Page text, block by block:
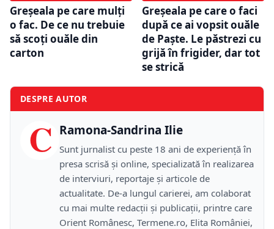
Greșeala pe care mulți
o fac. De ce nu trebuie
să scoți ouăle din
carton
Greșeala pe care o faci
după ce ai vopsit ouăle
de Paște. Le păstrezi cu
grijă în frigider, dar tot
se strică
DESPRE AUTOR
C Ramona-Sandrina Ilie
Sunt jurnalist cu peste 18 ani de experiență în
presa scrisă și online, specializată în realizarea
de interviuri, reportaje și articole de
actualitate. De-a lungul carierei, am colaborat
cu mai multe redacții și publicații, printre care
Orient Românesc, Termene.ro, Elita României,